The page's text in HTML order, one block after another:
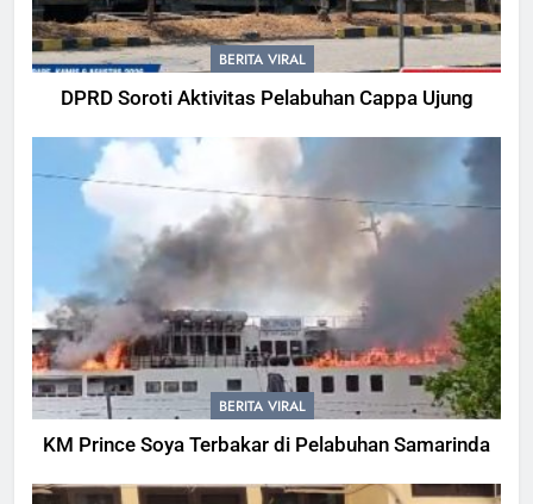
BERITA VIRAL
DPRD Soroti Aktivitas Pelabuhan Cappa Ujung
BERITA VIRAL
KM Prince Soya Terbakar di Pelabuhan Samarinda